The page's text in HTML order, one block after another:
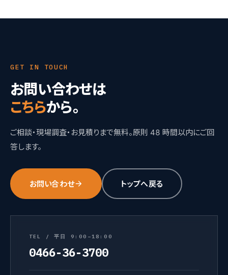
GET IN TOUCH
お問い合わせは
こちらから。
ご相談・現場調査・お見積りまで無料。原則 48 時間以内にご回
答します。
お問い合わせ トップへ戻る
TEL / 平日 9:00–18:00
0466-36-3700